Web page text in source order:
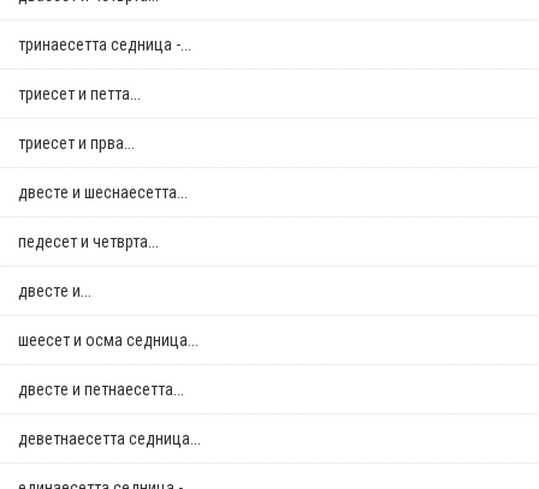
тринаесетта седница -...
триесет и петта...
триесет и прва...
двестe и шеснаесетта...
педесет и четврта...
двестe и...
шеесет и осма седница...
двестe и петнаесетта...
деветнаесетта седница...